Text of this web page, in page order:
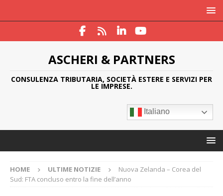
ASCHERI & PARTNERS
CONSULENZA TRIBUTARIA, SOCIETÀ ESTERE E SERVIZI PER
LE IMPRESE.
Italiano
HOME ULTIME NOTIZIE
Nuova Zelanda – Corea del
Sud: FTA concluso entro la fine dell’anno